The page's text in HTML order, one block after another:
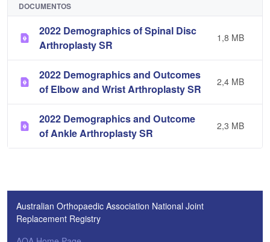
DOCUMENTOS
2022 Demographics of Spinal Disc
Arthroplasty SR
1,8 MB
2022 Demographics and Outcomes
of Elbow and Wrist Arthroplasty SR
2,4 MB
2022 Demographics and Outcome
of Ankle Arthroplasty SR
2,3 MB
Australian Orthopaedic Association National Joint
Replacement Registry